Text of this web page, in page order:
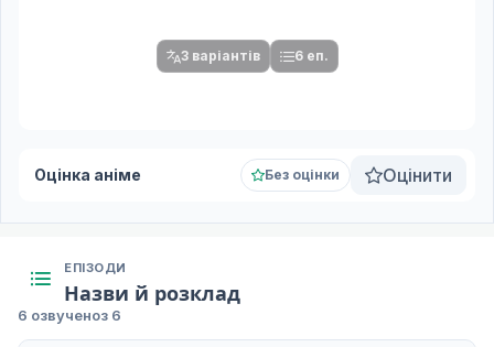
3 варіантів 6 еп.
Оцінка аніме Без оцінки Оцінити
ЕПІЗОДИ
Назви й розклад
6 озвученоз 6